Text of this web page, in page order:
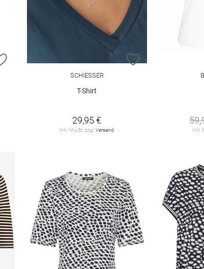
ZUR WUNSCHLISTE HINZUFÜGEN ZUR
SCHIESSER
T-Shirt
29,95 €
inkl. MwSt. zzgl.Versand inkl.